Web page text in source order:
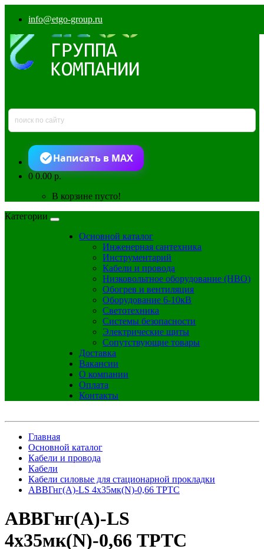
info@etgo-group.ru
Написать в MAX
00.00 р.
В корзине пусто!
Категории
Основной каталог
Инженерная сантехника
Инструментарий
Кабели и провода
Низковольтное оборудование (НВО)
Обогрев и вентиляция
Оборудование 6-10кВ
Светотехника
Системы безопасности
Электрические щиты
Сопутствующие товары
Доставка
Вакансии
О компании
Оплата
Контакты
Главная
Основной каталог
Кабели и провода
Кабели
Кабели силовые для стационарной прокладки
АВВГнг(А)-LS 4х35мк(N)-0,66 ТРТС
АВВГнг(А)-LS
4х35мк(N)-0,66 ТРТС